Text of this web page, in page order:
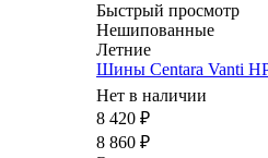
Быстрый просмотр
Нешипованные
Летние
Шины Centara Vanti
Нет в наличии
8 420 ₽
8 860 ₽